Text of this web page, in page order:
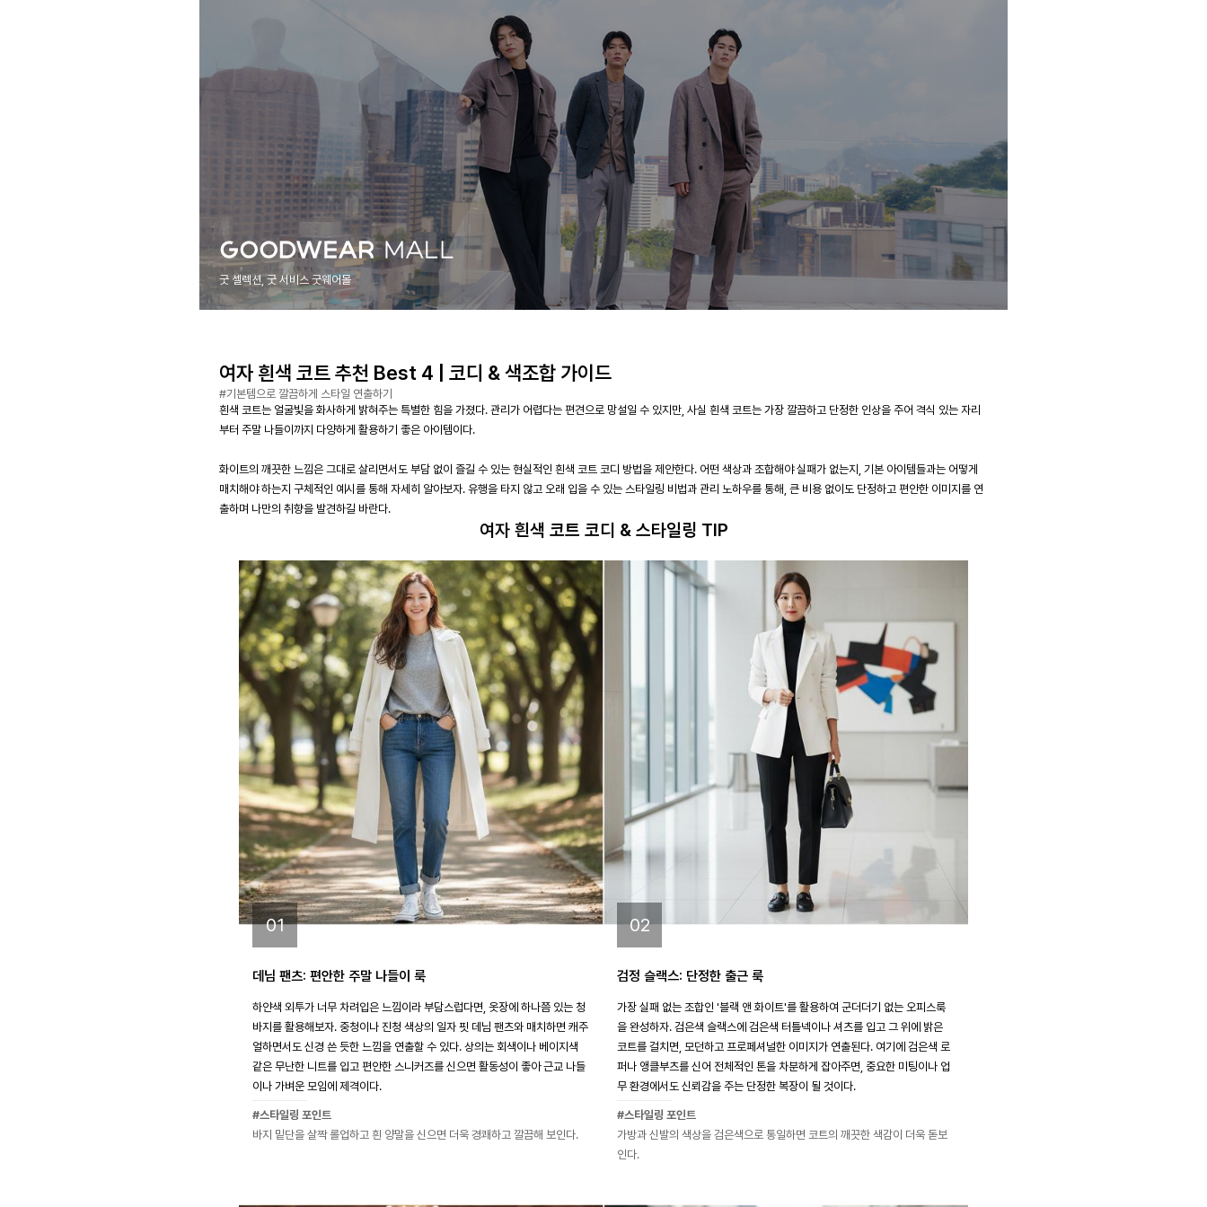
굿 셀렉션, 굿 서비스 굿웨어몰
여자 흰색 코트 추천 Best 4 | 코디 & 색조합 가이드
#기본템으로 깔끔하게 스타일 연출하기
흰색 코트는 얼굴빛을 화사하게 밝혀주는 특별한 힘을 가졌다. 관리가 어렵다는 편견으로 망설일 수 있지만, 사실 흰색 코트는 가장 깔끔하고 단정한 인상을 주어 격식 있는 자리
부터 주말 나들이까지 다양하게 활용하기 좋은 아이템이다.
화이트의 깨끗한 느낌은 그대로 살리면서도 부담 없이 즐길 수 있는 현실적인 흰색 코트 코디 방법을 제안한다. 어떤 색상과 조합해야 실패가 없는지, 기본 아이템들과는 어떻게
매치해야 하는지 구체적인 예시를 통해 자세히 알아보자. 유행을 타지 않고 오래 입을 수 있는 스타일링 비법과 관리 노하우를 통해, 큰 비용 없이도 단정하고 편안한 이미지를 연
출하며 나만의 취향을 발견하길 바란다.
여자 흰색 코트 코디 & 스타일링 TIP
01
데님 팬츠: 편안한 주말 나들이 룩
하얀색 외투가 너무 차려입은 느낌이라 부담스럽다면, 옷장에 하나쯤 있는 청
바지를 활용해보자. 중청이나 진청 색상의 일자 핏 데님 팬츠와 매치하면 캐주
얼하면서도 신경 쓴 듯한 느낌을 연출할 수 있다. 상의는 회색이나 베이지색
같은 무난한 니트를 입고 편안한 스니커즈를 신으면 활동성이 좋아 근교 나들
이나 가벼운 모임에 제격이다.
#스타일링 포인트
바지 밑단을 살짝 롤업하고 흰 양말을 신으면 더욱 경쾌하고 깔끔해 보인다.
02
검정 슬랙스: 단정한 출근 룩
가장 실패 없는 조합인 '블랙 앤 화이트'를 활용하여 군더더기 없는 오피스룩
을 완성하자. 검은색 슬랙스에 검은색 터틀넥이나 셔츠를 입고 그 위에 밝은
코트를 걸치면, 모던하고 프로페셔널한 이미지가 연출된다. 여기에 검은색 로
퍼나 앵클부츠를 신어 전체적인 톤을 차분하게 잡아주면, 중요한 미팅이나 업
무 환경에서도 신뢰감을 주는 단정한 복장이 될 것이다.
#스타일링 포인트
가방과 신발의 색상을 검은색으로 통일하면 코트의 깨끗한 색감이 더욱 돋보
인다.